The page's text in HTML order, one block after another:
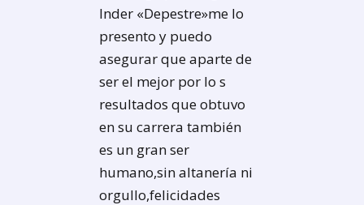
Inder «Depestre»me lo
presento y puedo
asegurar que aparte de
ser el mejor por lo s
resultados que obtuvo
en su carrera también
es un gran ser
humano,sin altanería ni
orgullo,felicidades